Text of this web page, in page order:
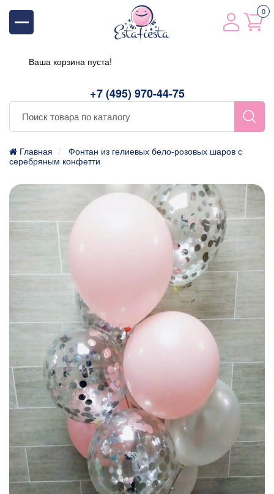
+7 (495) 970-44-75
0
Ваша корзина пуста!
Главная
Фонтан из гелиевых бело-розовых шаров с
серебряным конфетти